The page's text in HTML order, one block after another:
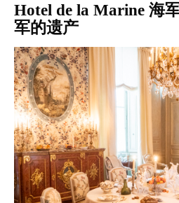
Hotel de la Marine 海军府：揭开法国海
军的遗产